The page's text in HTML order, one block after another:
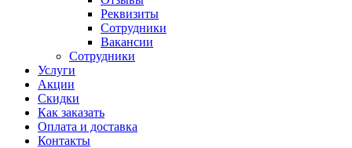
Реквизиты
Сотрудники
Вакансии
Сотрудники
Услуги
Акции
Скидки
Как заказать
Оплата и доставка
Контакты